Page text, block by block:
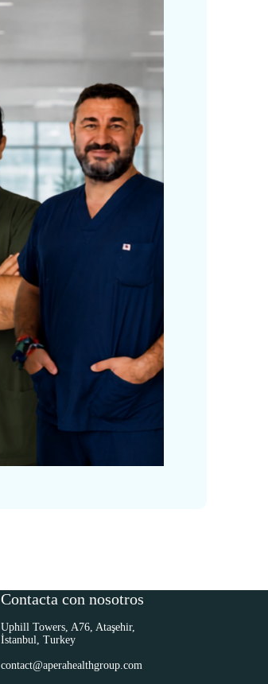
Contacta con nosotros
Uphill Towers, A76, Ataşehir,
İstanbul, Turkey
contact@aperahealthgroup.com